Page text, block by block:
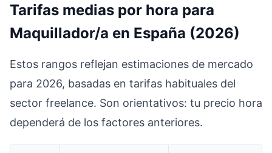
Tarifas medias por hora para
Maquillador/a en España (2026)
Estos rangos reflejan estimaciones de mercado
para 2026, basadas en tarifas habituales del
sector freelance. Son orientativos: tu precio hora
dependerá de los factores anteriores.